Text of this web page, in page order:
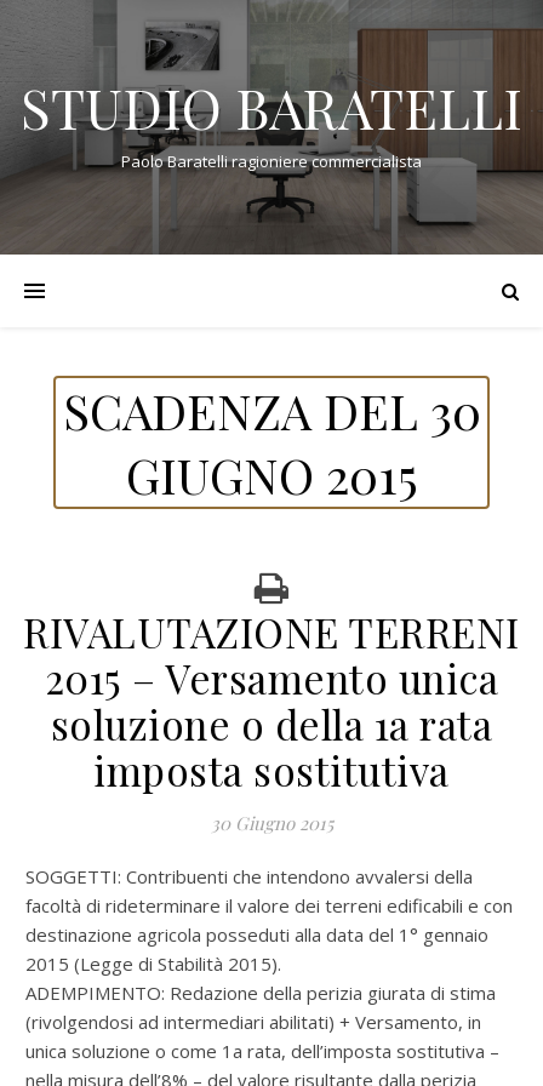
STUDIO BARATELLI
Paolo Baratelli ragioniere commercialista
SCADENZA DEL 30
GIUGNO 2015
RIVALUTAZIONE TERRENI
2015 – Versamento unica
soluzione o della 1a rata
imposta sostitutiva
30 Giugno 2015
SOGGETTI: Contribuenti che intendono avvalersi della
facoltà di rideterminare il valore dei terreni edificabili e con
destinazione agricola posseduti alla data del 1° gennaio
2015 (Legge di Stabilità 2015).
ADEMPIMENTO: Redazione della perizia giurata di stima
(rivolgendosi ad intermediari abilitati) + Versamento, in
unica soluzione o come 1a rata, dell’imposta sostitutiva –
nella misura dell’8% – del valore risultante dalla perizia